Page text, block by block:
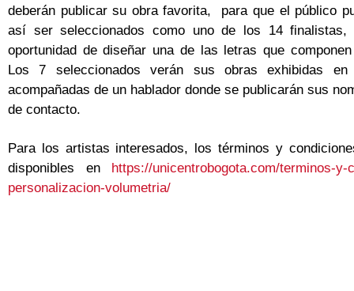
deberán publicar su obra favorita, para que el público
así ser seleccionados como uno de los 14 finalistas,
oportunidad de diseñar una de las letras que
Los 7 seleccionados verán sus obras exhibidas
acompañadas de un hablador donde se publicarán sus
de contacto.
Para los artistas interesados, los términos y
disponibles en https://unicentrobogota.com/terminos-y-
personalizacion-volumetria/